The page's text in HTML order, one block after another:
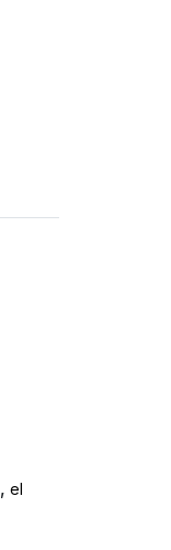
, el